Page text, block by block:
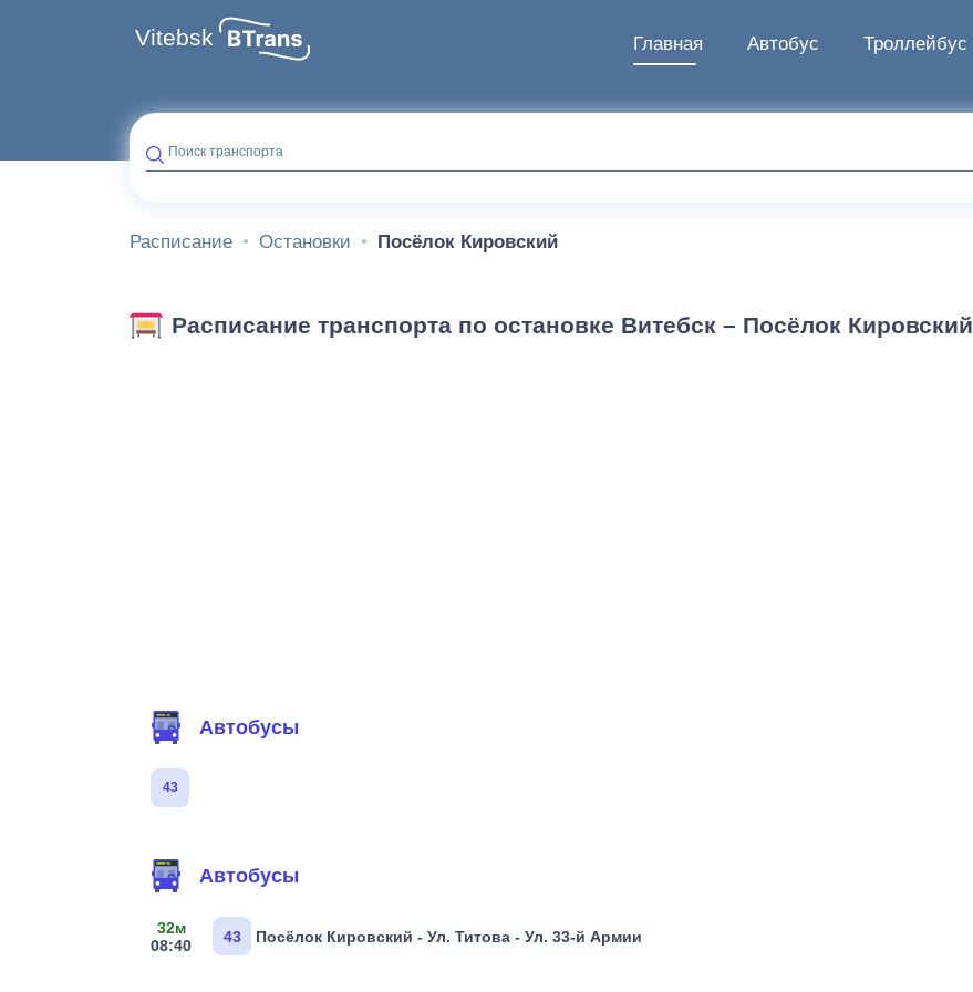
Vitebsk Главная Автобус Троллейбус
Поиск транспорта
Расписание Остановки Посёлок Кировский
Расписание транспорта по остановке Витебск – Посёлок Кировский
Автобусы
43
Автобусы
32м
08:40
43 Посёлок Кировский - Ул. Титова - Ул. 33-й Армии